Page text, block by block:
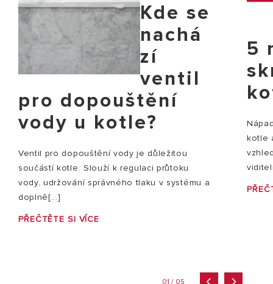
Kde se
nachá
zí
ventil
pro dopouštění
vody u kotle?
Ventil pro dopouštění vody je důležitou
součástí kotle. Slouží k regulaci průtoku
vody, udržování správného tlaku v systému a
doplně[...]
PŘEČTĚTE SI VÍCE
5
kotle
01 / 05